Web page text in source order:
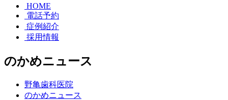
HOME
電話予約
症例紹介
採用情報
のかめニュース
野亀歯科医院
のかめニュース